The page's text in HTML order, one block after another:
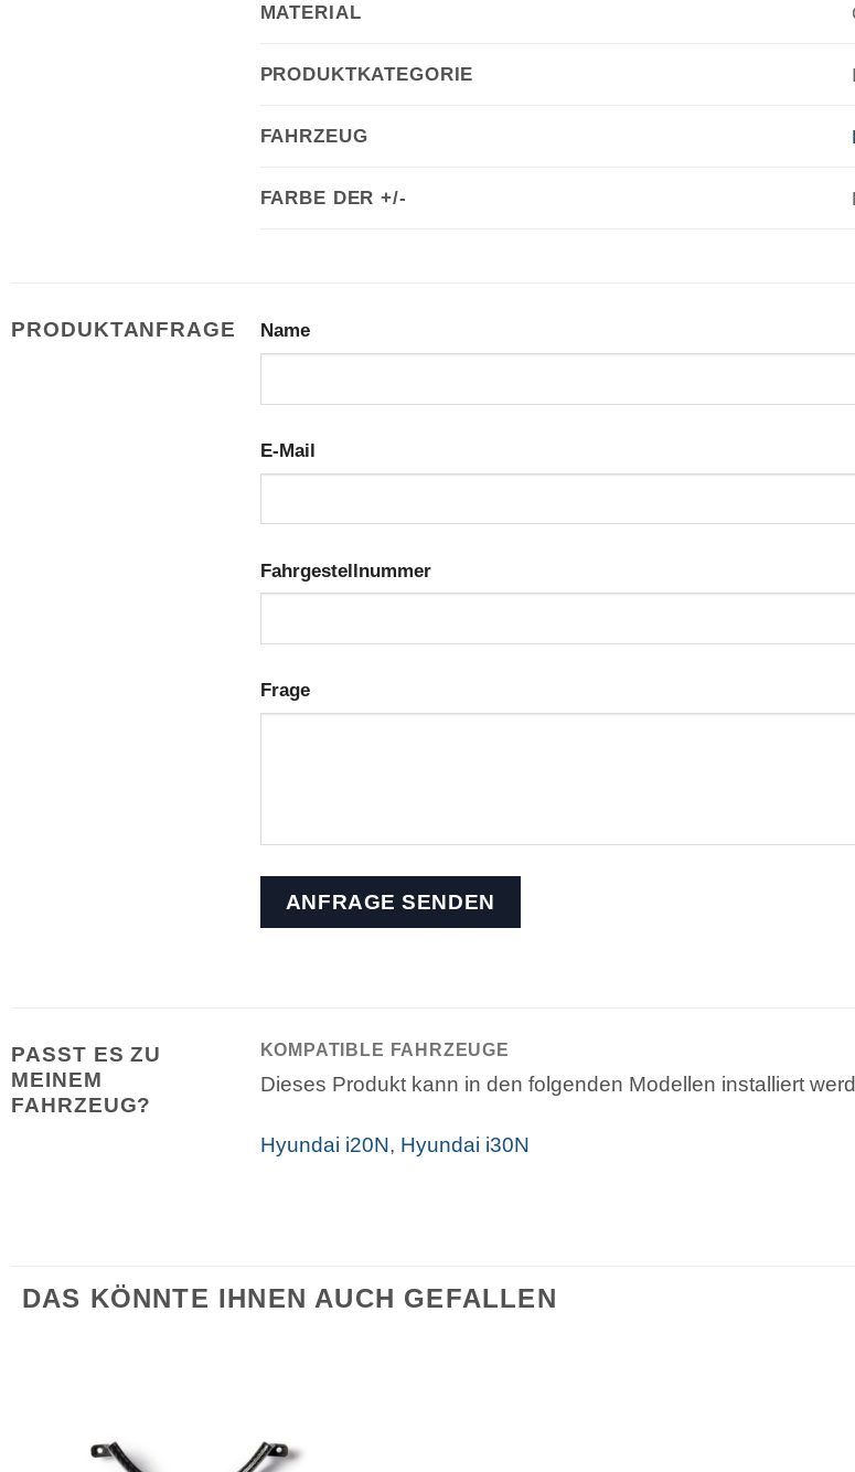
MATERIAL
PRODUKTKATEGORIE
FAHRZEUG
FARBE DER +/-
PRODUKTANFRAGE Name
E-Mail
Fahrgestellnummer
Frage
PASST ES ZU
MEINEM
FAHRZEUG?
KOMPATIBLE FAHRZEUGE
Dieses Produkt kann in den folgenden Modellen installiert
Hyundai i20N, Hyundai i30N
DAS KÖNNTE IHNEN AUCH GEFALLEN